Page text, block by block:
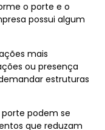
o porte e o
possui algum
mais
ou presença
estruturas
podem se
que reduzam